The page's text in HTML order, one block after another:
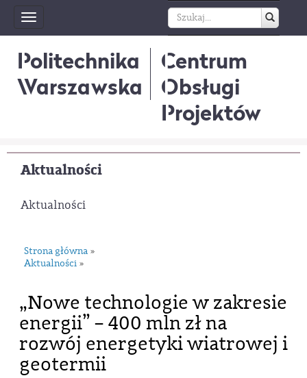
Toggle
navigation
Politechnika
Warszawska
Centrum
Obsługi
Projektów
Aktualności
Aktualności
Strona główna »
Aktualności »
„Nowe technologie w zakresie
energii” – 400 mln zł na
rozwój energetyki wiatrowej i
geotermii